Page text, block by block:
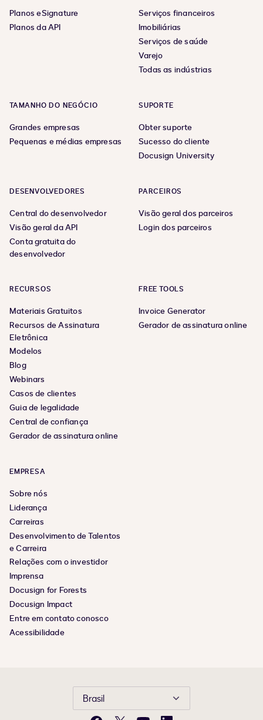
Planos eSignature
Planos da API
Serviços financeiros
Imobiliárias
Serviços de saúde
Varejo
Todas as indústrias
TAMANHO DO NEGÓCIO
Grandes empresas
Pequenas e médias empresas
SUPORTE
Obter suporte
Sucesso do cliente
Docusign University
DESENVOLVEDORES
Central do desenvolvedor
Visão geral da API
Conta gratuita do
desenvolvedor
PARCEIROS
Visão geral dos parceiros
Login dos parceiros
RECURSOS
Materiais Gratuitos
Recursos de Assinatura
Eletrônica
Modelos
Blog
Webinars
Casos de clientes
Guia de legalidade
Central de confiança
Gerador de assinatura online
FREE TOOLS
Invoice Generator
Gerador de assinatura online
EMPRESA
Sobre nós
Liderança
Carreiras
Desenvolvimento de Talentos
e Carreira
Relações com o investidor
Imprensa
Docusign for Forests
Docusign Impact
Entre em contato conosco
Acessibilidade
Brasil